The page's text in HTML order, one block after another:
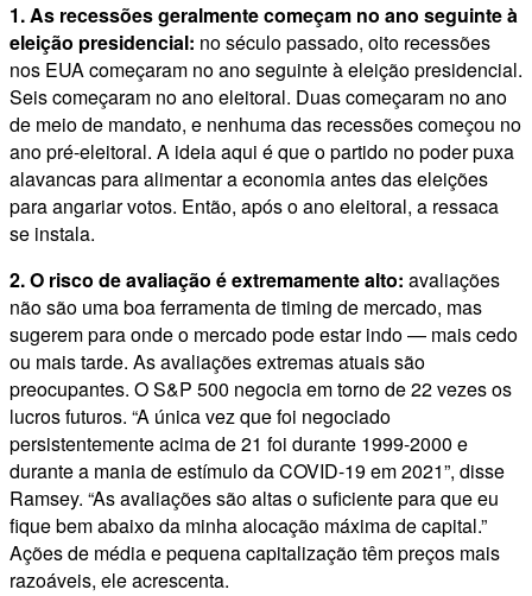
1. As recessões geralmente começam no ano seguinte à
eleição presidencial: no século passado, oito recessões
nos EUA começaram no ano seguinte à eleição presidencial.
Seis começaram no ano eleitoral. Duas começaram no ano
de meio de mandato, e nenhuma das recessões começou no
ano pré-eleitoral. A ideia aqui é que o partido no poder puxa
alavancas para alimentar a economia antes das eleições
para angariar votos. Então, após o ano eleitoral, a ressaca
se instala.
2. O risco de avaliação é extremamente alto: avaliações
não são uma boa ferramenta de timing de mercado, mas
sugerem para onde o mercado pode estar indo — mais cedo
ou mais tarde. As avaliações extremas atuais são
preocupantes. O S&P 500 negocia em torno de 22 vezes os
lucros futuros. “A única vez que foi negociado
persistentemente acima de 21 foi durante 1999-2000 e
durante a mania de estímulo da COVID-19 em 2021”, disse
Ramsey. “As avaliações são altas o suficiente para que eu
fique bem abaixo da minha alocação máxima de capital.”
Ações de média e pequena capitalização têm preços mais
razoáveis, ele acrescenta.